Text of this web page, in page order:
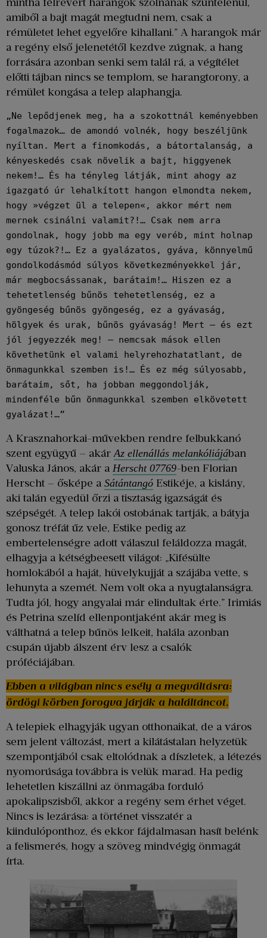
amiből a bajt magát megtudni nem, csak a
rémületet lehet egyelőre kihallani.” A harangok már
a regény első jelenetétől kezdve zúgnak, a hang
forrására azonban senki sem talál rá, a végítélet
előtti tájban nincs se templom, se harangtorony, a
rémület kongása a telep alaphangja.
„Ne lepődjenek meg, ha a szokottnál keményebben
fogalmazok… de amondó volnék, hogy beszéljünk
nyíltan. Mert a finomkodás, a bátortalanság, a
kényeskedés csak növelik a bajt, higgyenek
nekem!… És ha tényleg látják, mint ahogy az
igazgató úr lehalkított hangon elmondta nekem,
hogy »végzet ül a telepen«, akkor mért nem
mernek csinálni valamit?!… Csak nem arra
gondolnak, hogy jobb ma egy veréb, mint holnap
egy túzok?!… Ez a gyalázatos, gyáva, könnyelmű
gondolkodásmód súlyos következményekkel jár,
már megbocsássanak, barátaim!… Hiszen ez a
tehetetlenség bűnös tehetetlenség, ez a
gyöngeség bűnös gyöngeség, ez a gyávaság,
hölgyek és urak, bűnös gyávaság! Mert – és ezt
jól jegyezzék meg! – nemcsak mások ellen
követhetünk el valami helyrehozhatatlant, de
önmagunkkal szemben is!… És ez még súlyosabb,
barátaim, sőt, ha jobban meggondolják,
mindenféle bűn önmagunkkal szemben elkövetett
gyalázat!…”
A Krasznahorkai-művekben rendre felbukkanó
szent együgyű – akárAz ellenállás melankóliájában
Valuska János, akár a Herscht 07769-ben Florian
Herscht – ősképe a Sátántangó Estikéje, a kislány,
aki talán egyedül őrzi a tisztaság igazságát és
szépségét. A telep lakói ostobának tartják, a bátyja
gonosz tréfát űz vele, Estike pedig az
embertelenségre adott válaszul feláldozza magát,
elhagyja a kétségbeesett világot: „Kifésülte
homlokából a haját, hüvelykujját a szájába vette, s
lehunyta a szemét. Nem volt oka a nyugtalanságra.
Tudta jól, hogy angyalai már elindultak érte.” Irimiás
és Petrina szelíd ellenpontjaként akár meg is
válthatná a telep bűnös lelkeit, halála azonban
csupán újabb álszent érv lesz a csalók
próféciájában.
Ebben a világban nincs esély a megváltásra:
ördögi körben forogva járják a haláltáncot.
A telepiek elhagyják ugyan otthonaikat, de a város
sem jelent változást, mert a kilátástalan helyzetük
szempontjából csak eltolódnak a díszletek, a létezés
nyomorúsága továbbra is velük marad. Ha pedig
lehetetlen kiszállni az önmagába forduló
apokalipszisből, akkor a regény sem érhet véget.
Nincs is lezárása: a történet visszatér a
kiindulóponthoz, és ekkor fájdalmasan hasít belénk
a felismerés, hogy a szöveg mindvégig önmagát
írta.